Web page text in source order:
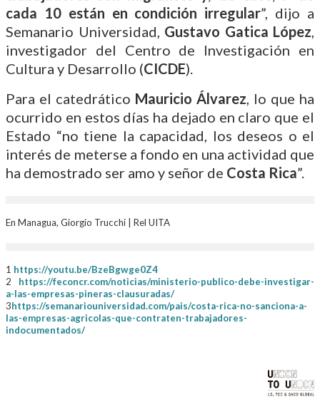
cada 10 están en condición irregular”, dijo a
Semanario Universidad, Gustavo Gatica López,
investigador del Centro de Investigación en
Cultura y Desarrollo (CICDE).
Para el catedrático Mauricio Álvarez, lo que ha
ocurrido en estos días ha dejado en claro que el
Estado “no tiene la capacidad, los deseos o el
interés de meterse a fondo en una actividad que
ha demostrado ser amo y señor de Costa Rica”.
En Managua, Giorgio Trucchi | Rel UITA
1 https://youtu.be/BzeBgwge0Z4
2 https://feconcr.com/noticias/ministerio-publico-debe-investigar-
a-las-empresas-pineras-clausuradas/
3https://semanariouniversidad.com/pais/costa-rica-no-sanciona-a-
las-empresas-agricolas-que-contraten-trabajadores-
indocumentados/